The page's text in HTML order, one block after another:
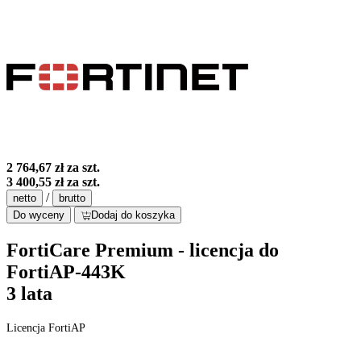
2 764,67 złza szt.
3 400,55 złza szt.
netto /
brutto
Do wyceny
Dodaj do koszyka
FortiCare Premium - licencja do
FortiAP-443K
3 lata
Licencja FortiAP